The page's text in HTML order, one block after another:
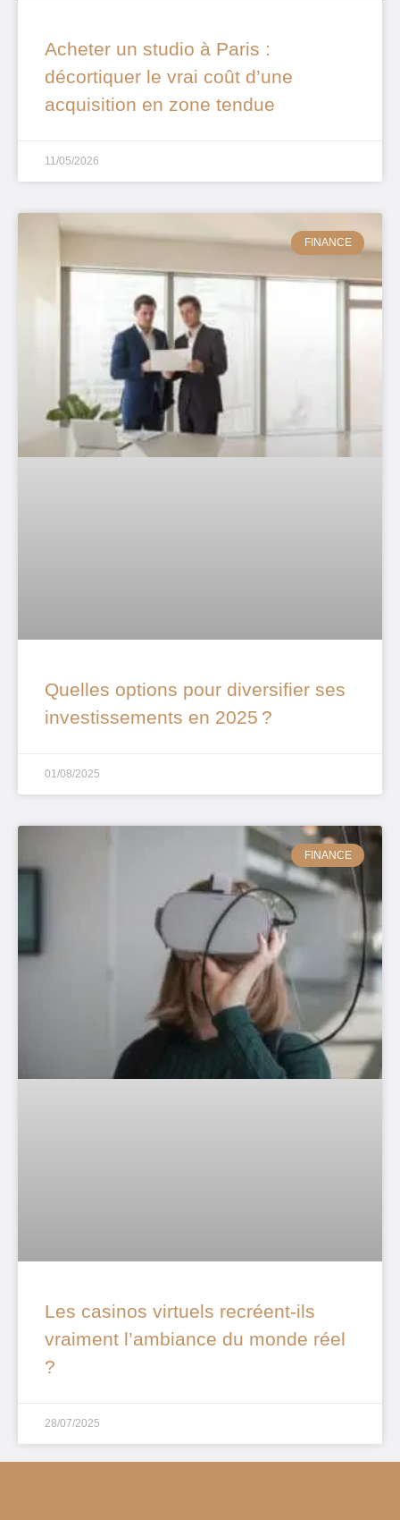
Acheter un studio à Paris :
décortiquer le vrai coût d’une
acquisition en zone tendue
11/05/2026
FINANCE
Quelles options pour diversifier ses
investissements en 2025 ?
01/08/2025
FINANCE
Les casinos virtuels recréent-ils
vraiment l’ambiance du monde réel
?
28/07/2025